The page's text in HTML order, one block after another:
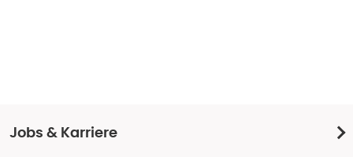
Jobs & Karriere